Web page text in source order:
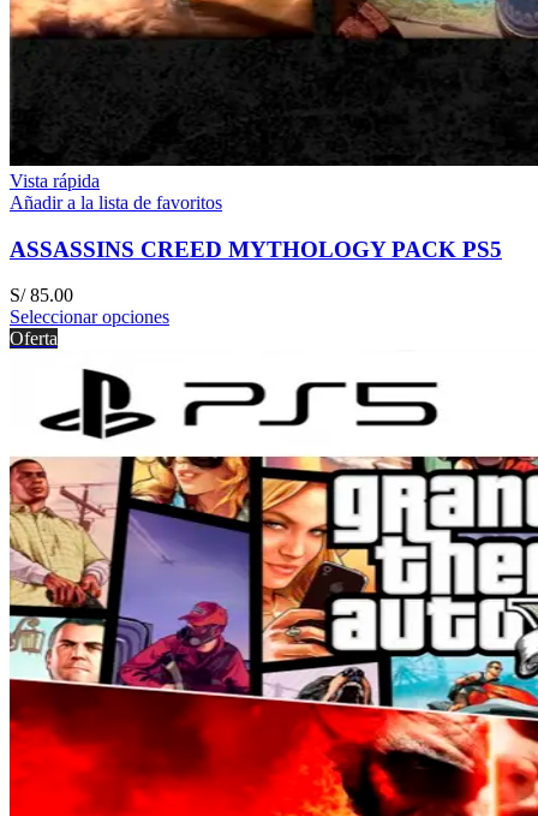
Vista rápida
Añadir a la lista de favoritos
ASSASSINS CREED MYTHOLOGY PACK PS5
S/85.00
Seleccionar opciones
Oferta